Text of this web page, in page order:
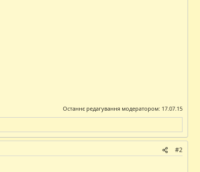
Останнє редагування модератором: 17.07.15
#2